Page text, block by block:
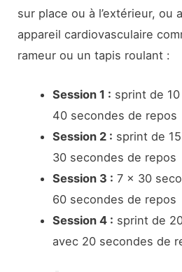
sur place ou à l’extérieur, ou
appareil cardiovasculaire
rameur ou un tapis roulant :
Session 1 : sprint de
40 secondes de repos
Session 2 : sprint de
30 secondes de repos
Session 3 : 7 x 30
60 secondes de repos
Session 4 : sprint de
avec 20 secondes de